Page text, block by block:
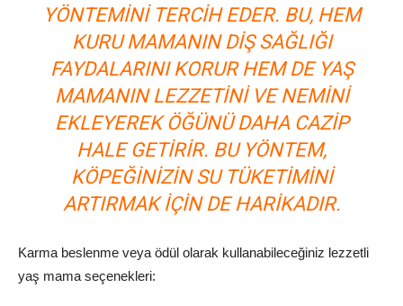
YÖNTEMINI TERCIH EDER. BU, HEM
KURU MAMANIN DIŞ SAĞLIĞI
FAYDALARINI KORUR HEM DE YAŞ
MAMANIN LEZZETINI VE NEMINI
EKLEYEREK ÖĞÜNÜ DAHA CAZIP
HALE GETIRIR. BU YÖNTEM,
KÖPEĞINIZIN SU TÜKETIMINI
ARTIRMAK IÇIN DE HARIKADIR.
Karma beslenme veya ödül olarak kullanabileceğiniz lezzetli
yaş mama seçenekleri: